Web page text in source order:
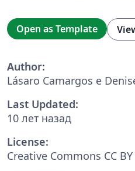
Open as Template
Author:
Lásaro Camargos e
Last Updated:
10 лет назад
License:
Creative Commons CC